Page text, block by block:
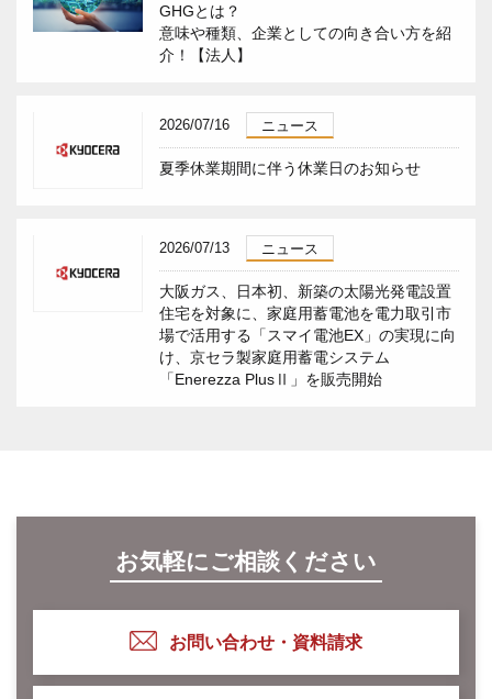
GHGとは？
意味や種類、企業としての向き合い方を紹
介！【法人】
2026/07/16 ニュース
夏季休業期間に伴う休業日のお知らせ
2026/07/13 ニュース
大阪ガス、日本初、新築の太陽光発電設置
住宅を対象に、家庭用蓄電池を電力取引市
場で活用する「スマイ電池EX」の実現に向
け、京セラ製家庭用蓄電システム
「Enerezza PlusⅡ」を販売開始
お気軽にご相談ください
お問い合わせ・資料請求